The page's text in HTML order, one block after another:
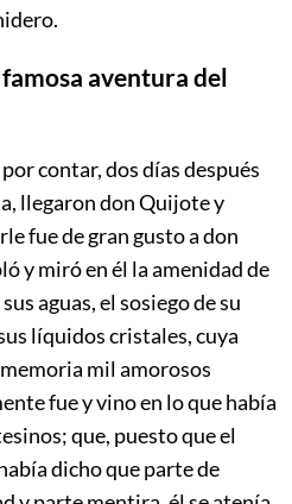
aventura del
contar, dos días después
llegaron don Quijote y
fue de gran gusto a don
y miró en él la amenidad de
aguas, el sosiego de su
líquidos cristales, cuya
mil amorosos
fue y vino en lo que había
que, puesto que el
dicho que parte de